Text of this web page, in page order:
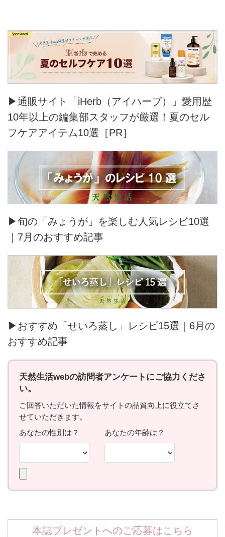
▶通販サイト「iHerb（アイハーブ）」愛用歴
10年以上の編集部スタッフが厳選！夏のセル
フケアアイテム10選［PR］
▶旬の「みょうが」を楽しむ人気レシピ10選
｜7月のおすすめ記事
▶おすすめ「せいろ蒸し」レシピ15選｜6月の
おすすめ記事
本誌プレゼントへのご応募はこちら